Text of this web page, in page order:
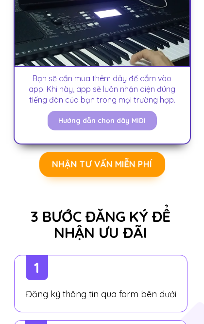
Bạn sẽ cần mua thêm dây để cắm vào
app. Khi này, app sẽ luôn nhận diện đúng
tiếng đàn của bạn trong mọi trường hợp.
Hướng dẫn chọn dây MIDI
NHẬN TƯ VẤN MIỄN PHÍ
3 BƯỚC ĐĂNG KÝ ĐỂ
NHẬN ƯU ĐÃI
Đăng ký thông tin qua form bên dưới
1